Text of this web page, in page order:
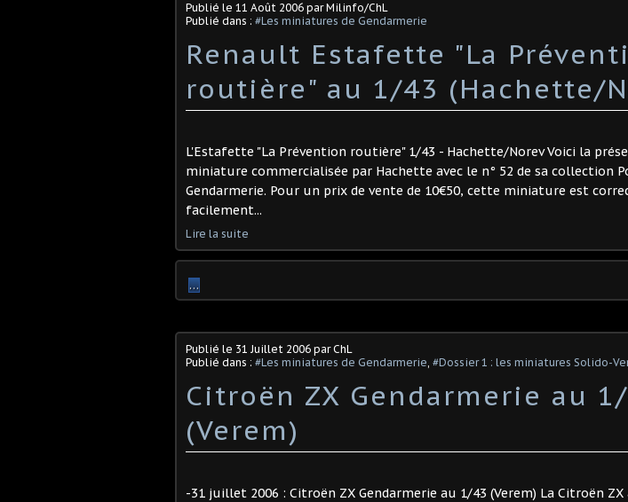
Publié le 11 Août 2006 par Milinfo/ChL
Publié dans : #Les miniatures de Gendarmerie
Renault Estafette "La
routière" au 1/43 (Hachette/
L'Estafette "La Prévention routière" 1/43 - Hachette/Norev Voici la
miniature commercialisée par Hachette avec le n° 52 de sa collection
Gendarmerie. Pour un prix de vente de 10€50, cette miniature est
facilement...
Lire la suite
…
Publié le 31 Juillet 2006 par ChL
Publié dans : #Les miniatures de Gendarmerie, #Dossier 1 : les miniatures Solido-
Citroën ZX Gendarmerie au
(Verem)
-31 juillet 2006 : Citroën ZX Gendarmerie au 1/43 (Verem) La Citroën